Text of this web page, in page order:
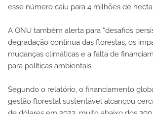
esse número caiu para 4 milhões de
A ONU também alerta para “desafios
degradação contínua das florestas, os
mudanças climáticas e a falta de
para políticas ambientais.
Segundo o relatório, o financiamento
gestão florestal sustentável alcançou